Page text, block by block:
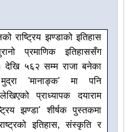
राष्ट्रिय झण्डाको इतिहास
प्रमाणिक इतिहाससँग
देखि ५६२ सम्म राजा बनेका
'मानाङ्क' मा पनि
प्राध्यापक दयाराम
झण्डा' शीर्षक पुस्तकमा
इतिहास, संस्कृति र